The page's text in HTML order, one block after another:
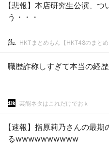
【悲報】本店研究生公演、つ
う・・・
HKTまとめもん【HKT48のまとめ
職歴詐称しすぎて本当の経
芸能ネタはこれだけでおｋ
【速報】指原莉乃さんの最
るwwwwwwwwww